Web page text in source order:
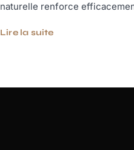
naturelle renforce
Lire la suite